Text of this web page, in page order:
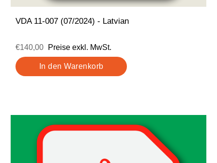
VDA 11-007 (07/2024) - Latvian
€140,00 Preise exkl. MwSt.